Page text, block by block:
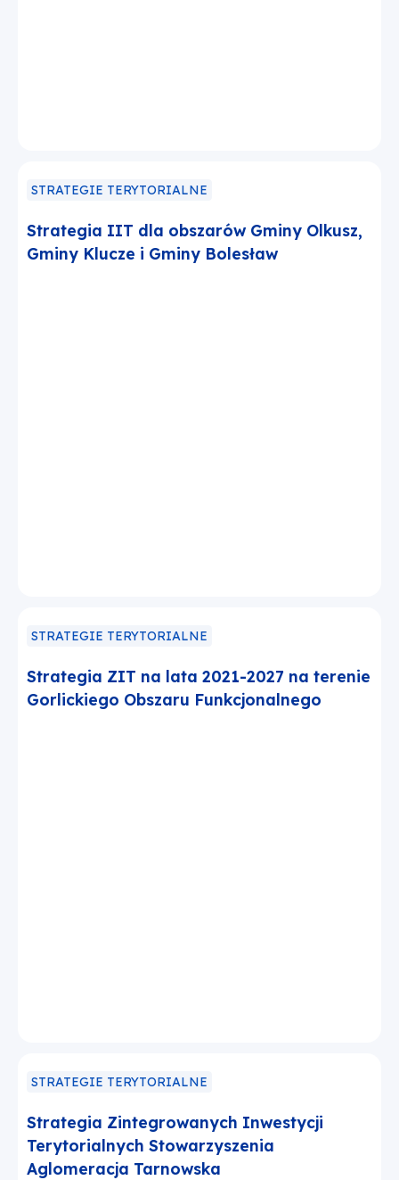
STRATEGIE TERYTORIALNE
Strategia IIT dla obszarów Gminy Olkusz,
Gminy Klucze i Gminy Bolesław
STRATEGIE TERYTORIALNE
Strategia ZIT na lata 2021-2027 na terenie
Gorlickiego Obszaru Funkcjonalnego
STRATEGIE TERYTORIALNE
Strategia Zintegrowanych Inwestycji
Terytorialnych Stowarzyszenia
Aglomeracja Tarnowska